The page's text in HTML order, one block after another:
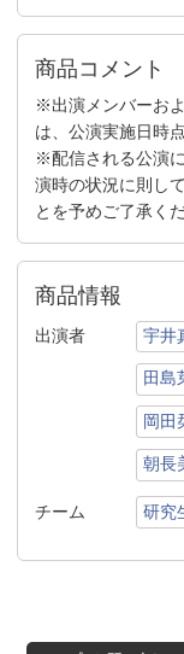
商品コメント
※出演メンバーお
は、公演実施日時
※配信される公演
演時の状況に則し
とを予めご了承くだ
商品情報
出演者 宇井
田島
岡田
朝長
チーム 研究